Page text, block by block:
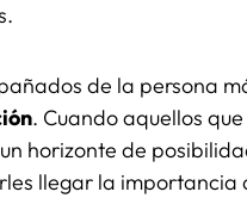
de la persona
. Cuando aquellos
horizonte de
llegar la importancia